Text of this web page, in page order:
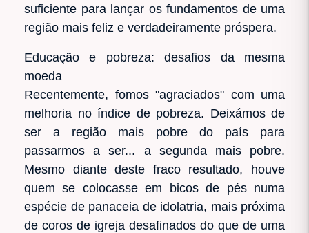
suficiente para lançar os fundamentos de uma
região mais feliz e verdadeiramente próspera.
Educação e pobreza: desafios da mesma
moeda
Recentemente, fomos "agraciados" com uma
melhoria no índice de pobreza. Deixámos de
ser a região mais pobre do país para
passarmos a ser... a segunda mais pobre.
Mesmo diante deste fraco resultado, houve
quem se colocasse em bicos de pés numa
espécie de panaceia de idolatria, mais próxima
de coros de igreja desafinados do que de uma